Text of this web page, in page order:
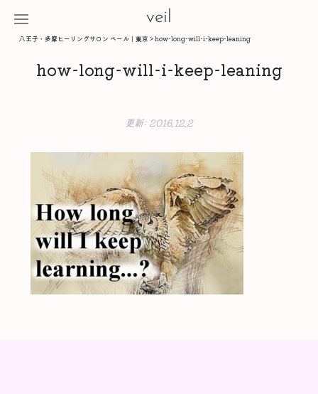
veil
八王子・多摩ヒーリングサロン ベール｜東京 >how-long-will-i-keep-leaning
how-long-will-i-keep-leaning
更新: 2016.12.2